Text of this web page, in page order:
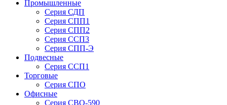
Промышленные
Серия СДП
Серия СПП1
Серия СПП2
Серия ССП3
Серия СПП-Э
Подвесные
Серия ССП1
Торговые
Серия СПО
Офисные
Серия СВО-590